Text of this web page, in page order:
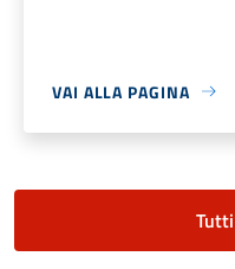
VAI ALLA PAGINA